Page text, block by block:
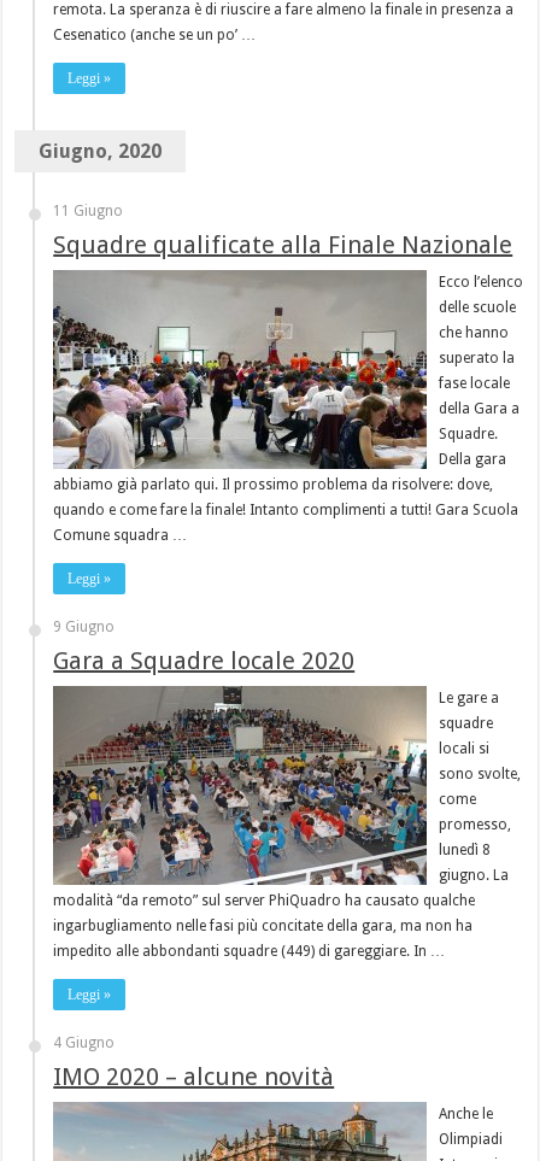
remota. La speranza è di riuscire a fare almeno la finale in presenza a
Cesenatico (anche se un po’ …
Leggi »
Giugno, 2020
11 Giugno
Squadre qualificate alla Finale Nazionale
Ecco l’elenco
delle scuole
che hanno
superato la
fase locale
della Gara a
Squadre.
Della gara
abbiamo già parlato qui. Il prossimo problema da risolvere: dove,
quando e come fare la finale! Intanto complimenti a tutti! Gara Scuola
Comune squadra …
Leggi »
9 Giugno
Gara a Squadre locale 2020
Le gare a
squadre
locali si
sono svolte,
come
promesso,
lunedì 8
giugno. La
modalità “da remoto” sul server PhiQuadro ha causato qualche
ingarbugliamento nelle fasi più concitate della gara, ma non ha
impedito alle abbondanti squadre (449) di gareggiare. In …
Leggi »
4 Giugno
IMO 2020 – alcune novità
Anche le
Olimpiadi